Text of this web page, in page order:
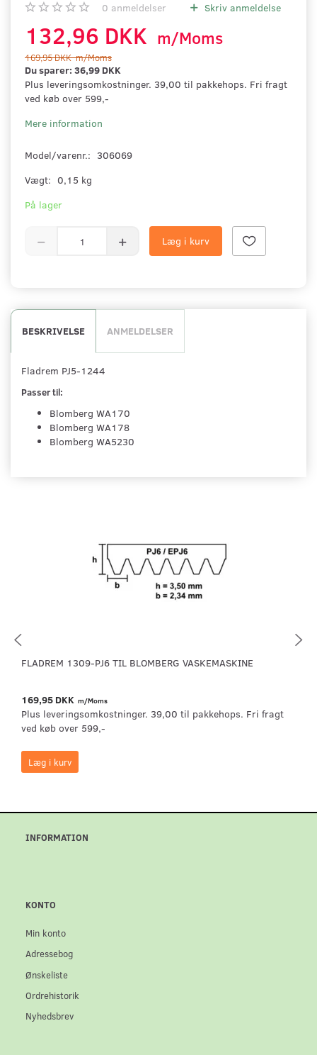
0 anmeldelser Skriv anmeldelse
132,96 DKK m/Moms
169,95 DKKm/Moms
Du sparer: 36,99 DKK
Plus leveringsomkostninger. 39,00 til pakkehops. Fri fragt
ved køb over 599,-
Mere information
Model/varenr.: 306069
Vægt: 0,15 kg
På lager
Læg i kurv
BESKRIVELSE ANMELDELSER
Fladrem PJ5-1244
Passer til:
Blomberg WA170
Blomberg WA178
Blomberg WA5230
FLADREM 1309-PJ6 TIL BLOMBERG VASKEMASKINE
169,95 DKK m/Moms
Plus leveringsomkostninger. 39,00 til pakkehops. Fri fragt
ved køb over 599,-
Læg i kurv
INFORMATION
KONTO
Min konto
Adressebog
Ønskeliste
Ordrehistorik
Nyhedsbrev